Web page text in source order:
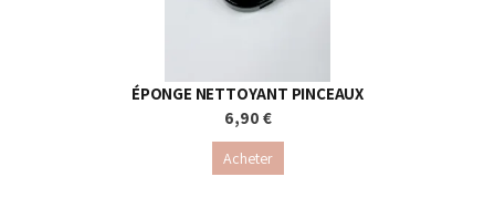
ÉPONGE NETTOYANT PINCEAUX
6,90 €
Acheter